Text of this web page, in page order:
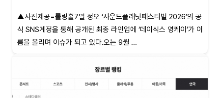
▲사진제공=롤링홀7일 정오 ‘사운드플래닛페스티벌 2026’의 공
식 SNS계정을 통해 공개된 최종 라인업에 ‘데이식스 영케이’가 이
름을 올리며 이슈가 되고 있다.오는 9월 ...